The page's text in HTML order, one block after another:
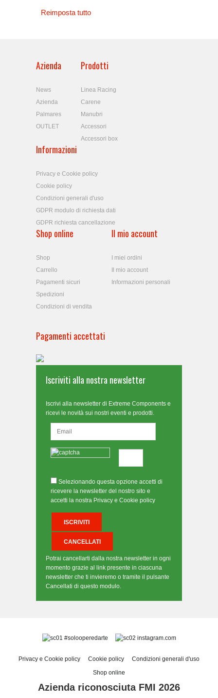
Reimposta tutto
Azienda
News
Azienda
Palmares
OUTLET
Prodotti
Linea Racing
Carene
Manubri
Accessori
Accessori box
Informazioni
Privacy e Cookie policy
Cookie policy
Condizioni generali d'uso
GDPR modulo di richiesta dati
GDPR richiesta cancellazione
Shop online
Shop
Carrello
Pagamenti sicuri
Spedizioni
Condizioni di vendita
Il mio account
I miei ordini
Il mio account
Informazioni personali
Pagamenti accettati
Iscriviti alla nostra newsletter
Iscrivi alla newsletter di Extreme Components e
ricevi le novità sui nostri eventi e prodotti.
Selezionando questa opzione accetti di
ricevere la newsletter del nostro sito e
accetti la nostra Privacy e Cookie policy
Potrai cancellarti dalla nostra newsletter in ogni
momento grazie al link presente in ciascuna
newsletter che ti invieremo o tramite il pulsante
Cancellati di questo modulo.
#solooperedarte instagram.com
Privacy e Cookie policy Cookie policy
Condizioni generali d'uso
Shop online
Azienda riconosciuta FMI 2026